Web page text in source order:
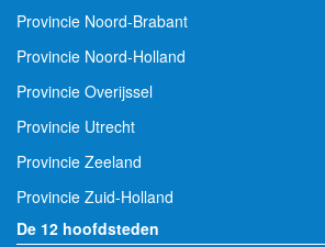
Provincie Noord-Brabant
Provincie Noord-Holland
Provincie Overijssel
Provincie Utrecht
Provincie Zeeland
Provincie Zuid-Holland
De 12 hoofdsteden